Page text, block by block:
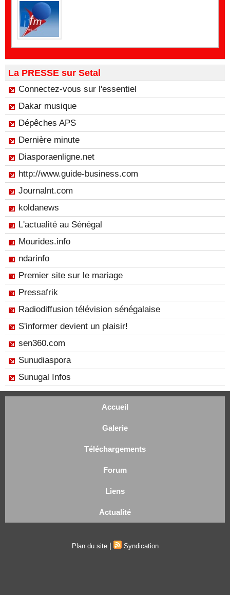
La PRESSE sur Setal
Connectez-vous sur l'essentiel
Dakar musique
Dépêches APS
Dernière minute
Diasporaenligne.net
http://www.guide-business.com
Journalnt.com
koldanews
L'actualité au Sénégal
Mourides.info
ndarinfo
Premier site sur le mariage
Pressafrik
Radiodiffusion télévision sénégalaise
S'informer devient un plaisir!
sen360.com
Sunudiaspora
Sunugal Infos
Accueil
Galerie
Téléchargements
Forum
Liens
Actualité
Plan du site | Syndication